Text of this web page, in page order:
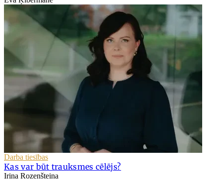
Darba tiesības
Kas var būt trauksmes cēlējs?
Irina Rozenšteina